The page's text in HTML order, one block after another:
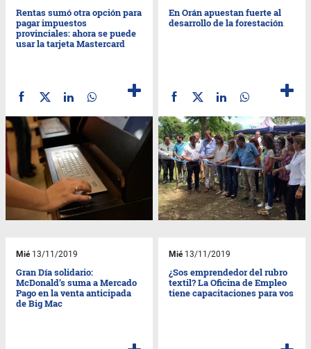
Rentas sumó otra opción para
pagar impuestos
provinciales: ahora se puede
usar la tarjeta Mastercard
En Orán apuestan fuerte al
desarrollo de la forestación
Mié13/11/2019
Gran Día solidario:
McDonald’s suma a Mercado
Pago en la venta anticipada
de Big Mac
Mié13/11/2019
¿Sos emprendedor del rubro
textil? La Oficina de Empleo
tiene capacitaciones para vos